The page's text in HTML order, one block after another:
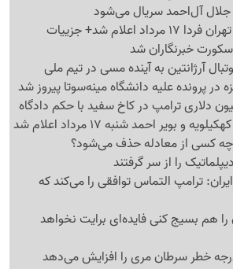
جلال آل‌احمد سریال می‌شود
اعلام شد+ جزییات
خبرنگاران شد
آرژانتین به آینده مسی در تیم ملی
در پرونده علیه دانشگاه مینه‌سوتا پیروز شد
و بویر احمد شنبه 17 مرداد اعلام شد
کسی از معادله حذف می‌شود؟
را از سر گرفتند
ترامپ التماس توافقی را می‌کند که
هم بسیج کنی فایده‌ای برایت نخواهد